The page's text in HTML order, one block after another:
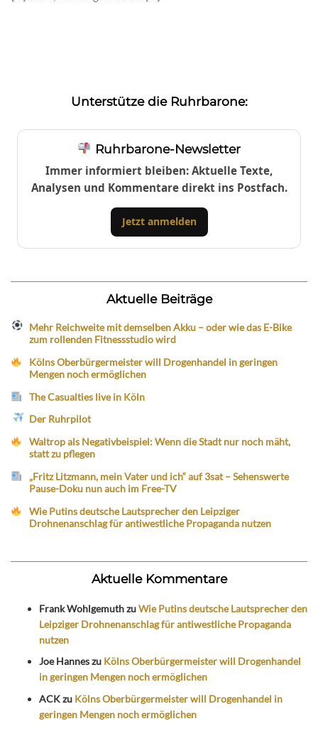
Unterstütze die Ruhrbarone:
Ruhrbarone-Newsletter
Immer informiert bleiben: Aktuelle Texte,
Analysen und Kommentare direkt ins Postfach.
Jetzt anmelden
Aktuelle Beiträge
Mehr Reichweite mit demselben Akku – oder wie das E-Bike
zum rollenden Fitnessstudio wird
Kölns Oberbürgermeister will Drogenhandel in geringen
Mengen noch ermöglichen
The Casualties live in Köln
Der Ruhrpilot
Waltrop als Negativbeispiel: Wenn die Stadt nur noch mäht,
statt zu pflegen
„Fritz Litzmann, mein Vater und ich“ auf 3sat – Sehenswerte
Pause-Doku nun auch im Free-TV
Wie Putins deutsche Lautsprecher den Leipziger
Drohnenanschlag für antiwestliche Propaganda nutzen
Aktuelle Kommentare
Frank WohlgemuthzuWie Putins deutsche Lautsprecher den
Leipziger Drohnenanschlag für antiwestliche Propaganda
nutzen
Joe Hanneszu Kölns Oberbürgermeister will Drogenhandel
in geringen Mengen noch ermöglichen
ACKzu Kölns Oberbürgermeister will Drogenhandel in
geringen Mengen noch ermöglichen